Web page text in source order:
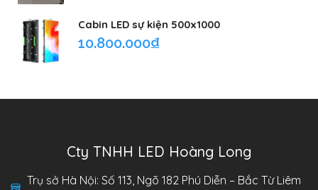
Cabin LED sự kiện 500x1000
10.800.000₫
Cty TNHH LED Hoàng Long
Trụ sở Hà Nội: Số 113, Ngõ 182 Phú Diễn – Bắc Từ Liêm